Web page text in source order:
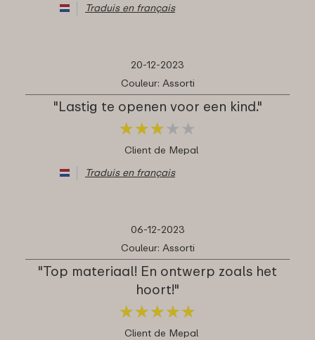
Traduis en français
20-12-2023
Couleur: Assorti
"Lastig te openen voor een kind."
★★★ ★ ★
★★★ ★ ★
Client de Mepal
Traduis en français
06-12-2023
Couleur: Assorti
"Top materiaal! En ontwerp zoals het
hoort!"
★★★★★
★★★★★
Client de Mepal